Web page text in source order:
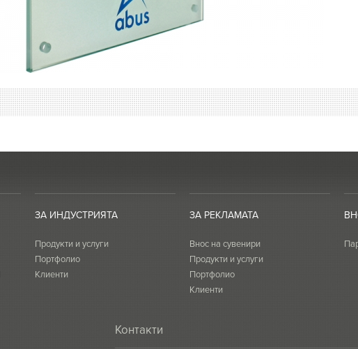
ЗА ИНДУСТРИЯТА
Продукти и услуги
Портфолио
Клиенти
ЗА РЕКЛАМАТА
Внос на сувенири
Продукти и услуги
Портфолио
Клиенти
Контакти